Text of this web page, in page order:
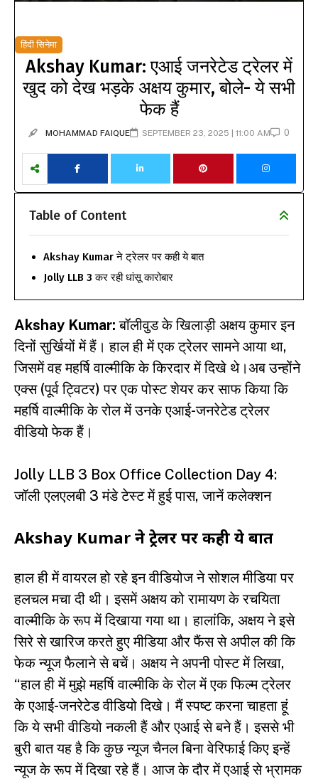
हिंदी सिनेमा
Akshay Kumar: एआई जनरेटेड ट्रेलर में
खुद को देख भड़के अक्षय कुमार, बोले- ये सभी
फेक हैं
MOHAMMAD FAIQUE SEPTEMBER 23, 2025 | 11:00 AM 0
Table of Content
Akshay Kumar ने ट्रेलर पर कही ये बात
Jolly LLB 3 कर रही धांसू कारोबार
Akshay Kumar: बॉलीवुड के खिलाड़ी अक्षय कुमार इन
दिनों सुर्खियों में हैं। हाल ही में एक ट्रेलर सामने आया था,
जिसमें वह महर्षि वाल्मीकि के किरदार में दिखे थे।अब उन्होंने
एक्स (पूर्व ट्विटर) पर एक पोस्ट शेयर कर साफ किया कि
महर्षि वाल्मीकि के रोल में उनके एआई-जनरेटेड ट्रेलर
वीडियो फेक हैं।
Jolly LLB 3 Box Office Collection Day 4:
जॉली एलएलबी 3 मंडे टेस्ट में हुई पास, जानें कलेक्शन
Akshay Kumar ने ट्रेलर पर कही ये बात
हाल ही में वायरल हो रहे इन वीडियोज ने सोशल मीडिया पर
हलचल मचा दी थी। इसमें अक्षय को रामायण के रचयिता
वाल्मीकि के रूप में दिखाया गया था। हालांकि, अक्षय ने इसे
सिरे से खारिज करते हुए मीडिया और फैंस से अपील की कि
फेक न्यूज फैलाने से बचें। अक्षय ने अपनी पोस्ट में लिखा,
“हाल ही में मुझे महर्षि वाल्मीकि के रोल में एक फिल्म ट्रेलर
के एआई-जनरेटेड वीडियो दिखे। मैं स्पष्ट करना चाहता हूं
कि ये सभी वीडियो नकली हैं और एआई से बने हैं। इससे भी
बुरी बात यह है कि कुछ न्यूज चैनल बिना वेरिफाई किए इन्हें
न्यूज के रूप में दिखा रहे हैं। आज के दौर में एआई से भ्रामक